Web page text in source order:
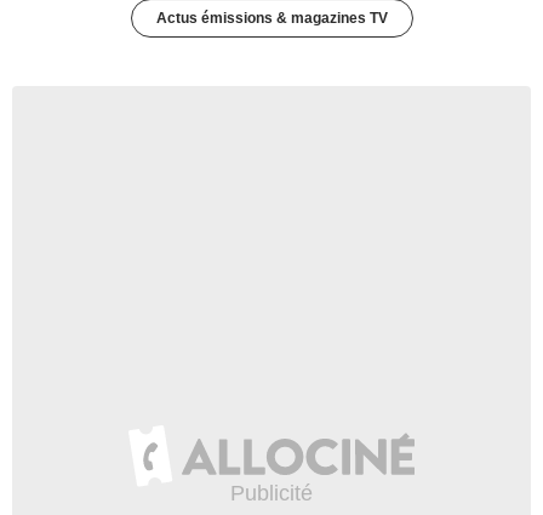
Actus émissions & magazines TV